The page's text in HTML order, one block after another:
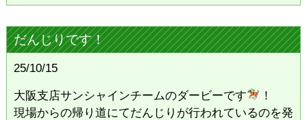
だんじりです！
25/10/15
大阪支店サンシャインチームのダービーです
！
現場からの帰り道にてだんじりが行われているのを発